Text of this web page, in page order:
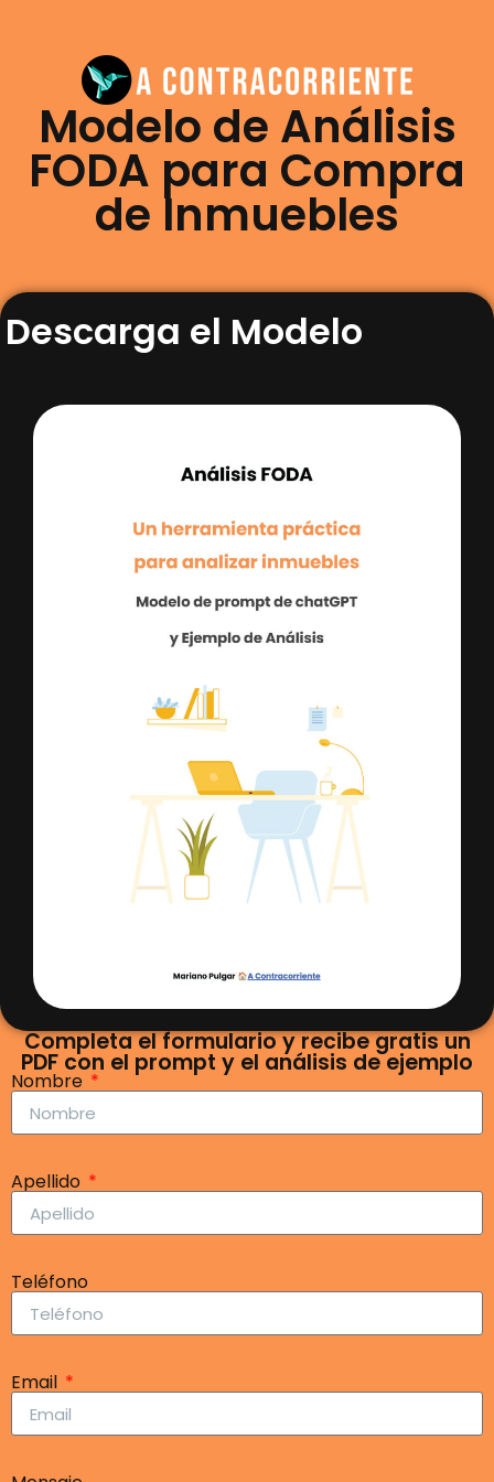
Modelo de Análisis
FODA para Compra
de Inmuebles
Descarga el Modelo
Completa el formulario y recibe gratis un
PDF con el prompt y el análisis de ejemplo
Nombre
Apellido
Teléfono
Email